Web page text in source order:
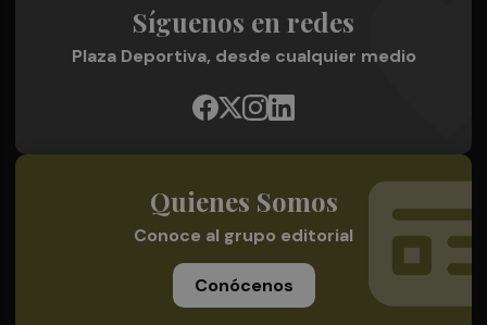
Síguenos en redes
Plaza Deportiva, desde cualquier medio
Quienes Somos
Conoce al grupo editorial
Conócenos